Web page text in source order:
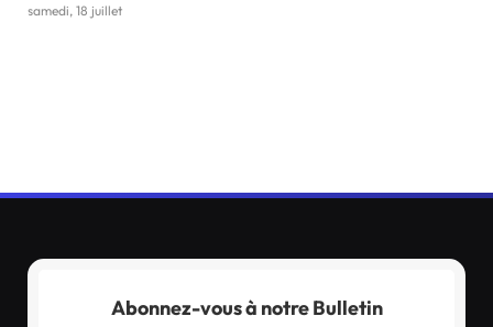
samedi, 18 juillet
Abonnez-vous à notre Bulletin